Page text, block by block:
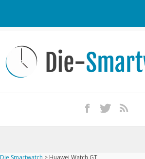
Kontakt / Tipp geben
Impressum
iPhone kaufen
Die Smartwatch > Huawei Watch GT